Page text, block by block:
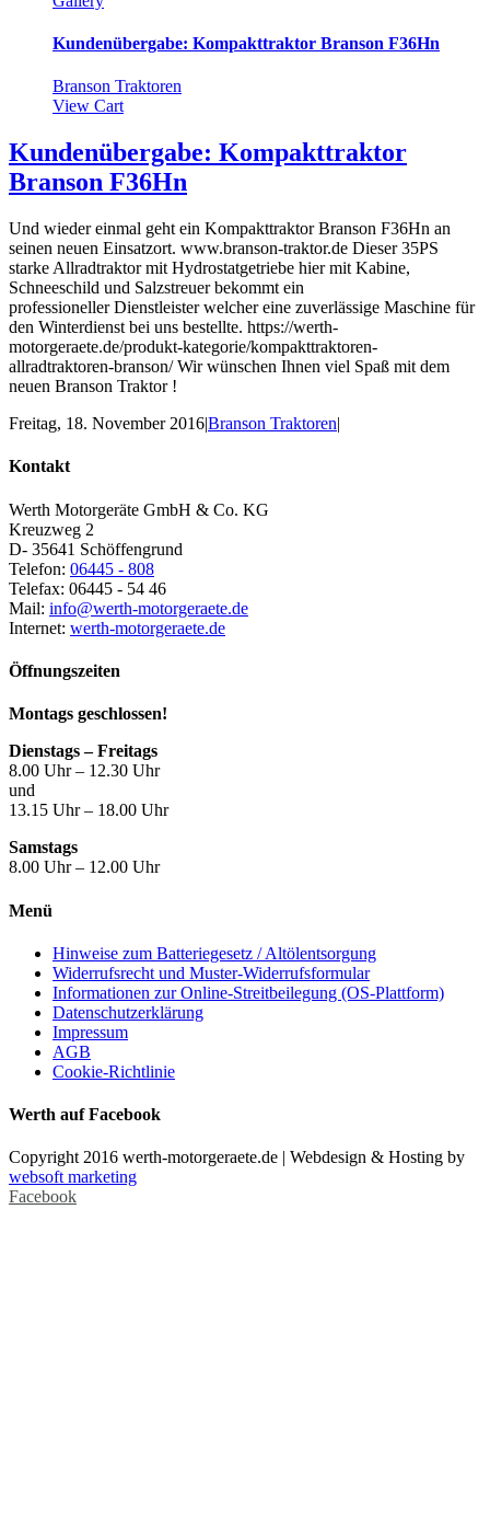
Kundenübergabe: Kompakttraktor Branson F36Hn
Branson Traktoren
View Cart
Kundenübergabe: Kompakttraktor
Branson F36Hn
Und wieder einmal geht ein Kompakttraktor Branson F36Hn an
seinen neuen Einsatzort. www.branson-traktor.de Dieser 35PS
starke Allradtraktor mit Hydrostatgetriebe hier mit Kabine,
Schneeschild und Salzstreuer bekommt ein
professioneller Dienstleister welcher eine zuverlässige Maschine für
den Winterdienst bei uns bestellte. https://werth-
motorgeraete.de/produkt-kategorie/kompakttraktoren-
allradtraktoren-branson/ Wir wünschen Ihnen viel Spaß mit dem
neuen Branson Traktor !
Freitag, 18. November 2016|Branson Traktoren|
Kontakt
Werth Motorgeräte GmbH & Co. KG
Kreuzweg 2
D- 35641 Schöffengrund
Telefon: 06445 - 808
Telefax: 06445 - 54 46
Mail: info@werth-motorgeraete.de
Internet: werth-motorgeraete.de
Öffnungszeiten
Montags geschlossen!
Dienstags – Freitags
8.00 Uhr – 12.30 Uhr
und
13.15 Uhr – 18.00 Uhr
Samstags
8.00 Uhr – 12.00 Uhr
Menü
Hinweise zum Batteriegesetz / Altölentsorgung
Widerrufsrecht und Muster-Widerrufsformular
Informationen zur Online-Streitbeilegung (OS-Plattform)
Datenschutzerklärung
Impressum
AGB
Cookie-Richtlinie
Werth auf Facebook
Copyright 2016 werth-motorgeraete.de | Webdesign & Hosting by
websoft marketing
Facebook